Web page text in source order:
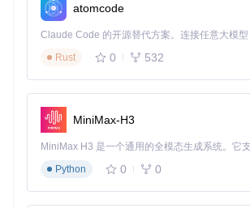
代理设置：默认127.0.0.1:8899，建议保
嗅探正常
建"资源下载"文件夹
连接数：普通网络环境建议设置8-12，高
6-20
自动拦截
触发
配置完成后点击"保存"按钮，工具会自动应
心服务。对于高级用户，可在
atomcode
Rust
0 532
MiniMax-H3
Python
0 0